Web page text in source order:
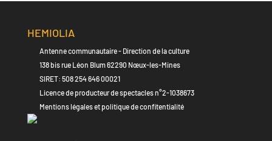
HEMIOLIA
Antenne communautaire - Direction de la culture
138 bis rue Léon Blum 62290 Nœux-les-Mines
SIRET: 508 254 646 00021
Licence de producteur de spectacles n°2-1038673
Mentions légales et politique de confitentialité